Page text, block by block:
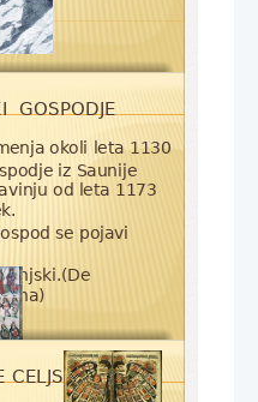
GOSPODJE
okoli leta 1130
iz Saunije
od leta 1173
se pojavi
CELJSKI